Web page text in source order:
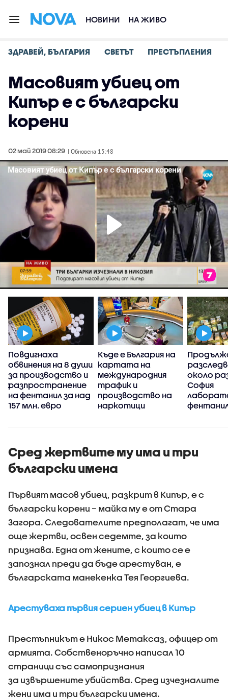
НОВИНИ НА ЖИВО
ЗДРАВЕЙ, БЪЛГАРИЯ СВЕТЪТ ПРЕСТЪПЛЕНИЯ
Масовият убиец от
Кипър е с български
корени
02 май 2019 08:29 | Обновена 15:48
Повдигнаха
обвинения на 8 души
за производство и
разпространение
на фентанил за над
157 млн. евро
Къде е България на
картата на
международния
трафик и
производство на
наркотици
около
София
Сред жертвите му има и три
български имена
Първият масов убиец, разкрит в Кипър, е с
български корени – майка му е от Стара
Загора. Следователите предполагат, че има
още жертви, освен седемте, за които
признава. Една от жените, с които се е
запознал преди да бъде арестуван, е
българската манекенка Тея Георгиева.
Арестуваха първия сериен убиец в Кипър
Престъпникът е Никос Метаксаз, офицер от
армията. Собственоръчно написал 10
страници със самопризнания
за извършените убийства. Сред изчезналите
жени има и три български имена.